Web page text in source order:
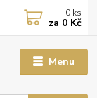
Menu
0 ks
za 0 Kč